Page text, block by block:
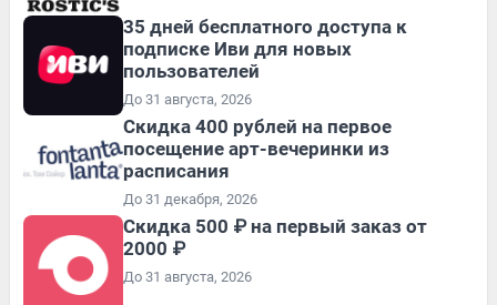
35 дней бесплатного доступа к
подписке Иви для новых
пользователей
До 31 августа, 2026
Cкидка 400 рублей на первое
посещение арт-вечеринки из
расписания
До 31 декабря, 2026
Скидка 500 ₽ на первый заказ от
2000 ₽
До 31 августа, 2026